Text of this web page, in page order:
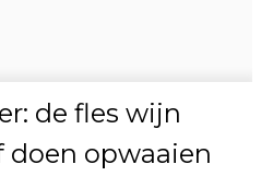
de fles wijn
doen opwaaien